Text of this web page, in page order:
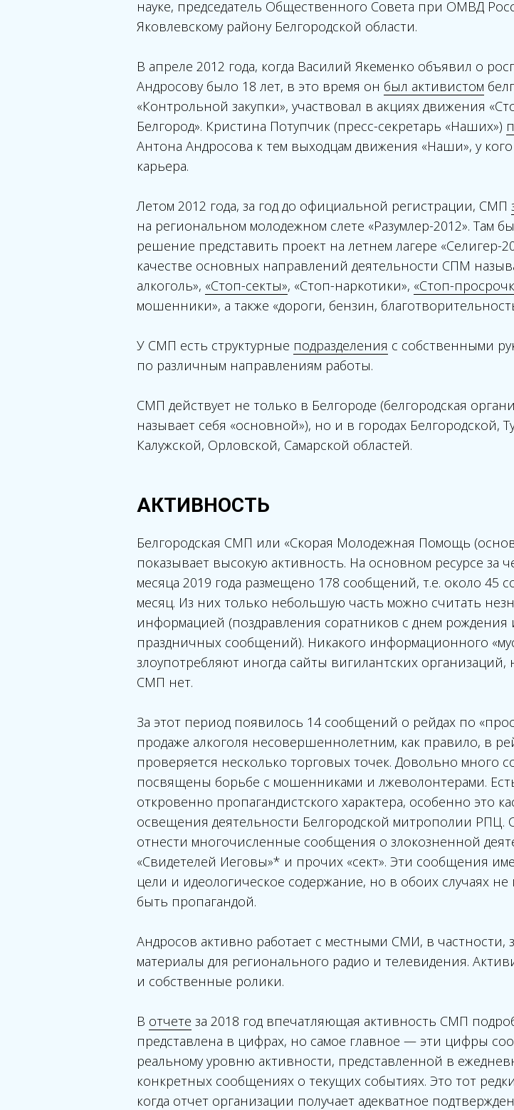
науке, председатель Общественного Совета при ОМВД
Яковлевскому району Белгородской области.
В апреле 2012 года, когда Василий Якеменко объявил о
Андросову было 18 лет, в это время он был активистом
«Контрольной закупки», участвовал в акциях движения
Белгород». Кристина Потупчик (пресс-секретарь «Наших»)
Антона Андросова к тем выходцам движения «Наши», у
карьера.
Летом 2012 года, за год до официальной регистрации, СМП
на региональном молодежном слете «Разумлер-2012». Там
решение представить проект на летнем лагере «Селигер-
качестве основных направлений деятельности СПМ
алкоголь», «Стоп-секты», «Стоп-наркотики», «Стоп-
мошенники», а также «дороги, бензин,
У СМП есть структурные подразделения с собственными
по различным направлениям работы.
СМП действует не только в Белгороде (белгородская
называет себя «основной»), но и в городах Белгородской,
Калужской, Орловской, Самарской областей.
АКТИВНОСТЬ
Белгородская СМП или «Скорая Молодежная Помощь
показывает высокую активность. На основном ресурсе за
месяца 2019 года размещено 178 сообщений, т.е. около 45
месяц. Из них только небольшую часть можно считать
информацией (поздравления соратников с днем рождения
праздничных сообщений). Никакого информационного
злоупотребляют иногда сайты вигилантских организаций,
СМП нет.
За этот период появилось 14 сообщений о рейдах по
продаже алкоголя несовершеннолетним, как правило, в
проверяется несколько торговых точек. Довольно много
посвящены борьбе с мошенниками и лжеволонтерами.
откровенно пропагандистского характера, особенно это
освещения деятельности Белгородской митрополии РПЦ.
отнести многочисленные сообщения о злокозненной
«Свидетелей Иеговы»* и прочих «сект». Эти сообщения
цели и идеологическое содержание, но в обоих случаях не
быть пропагандой.
Андросов активно работает с местными СМИ, в частности,
материалы для регионального радио и телевидения.
и собственные ролики.
В отчете за 2018 год впечатляющая активность СМП
представлена в цифрах, но самое главное — эти цифры
реальному уровню активности, представленной в
конкретных сообщениях о текущих событиях. Это тот
когда отчет организации получает адекватное